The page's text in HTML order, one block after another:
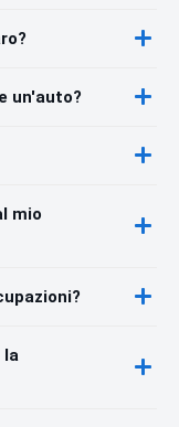
un'auto?
mio
la